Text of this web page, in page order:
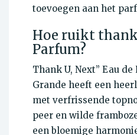
toevoegen aan het
Hoe ruikt
Parfum?
Thank U, Next” Eau
Grande heeft een
met verfrissende
peer en wilde
een bloemige